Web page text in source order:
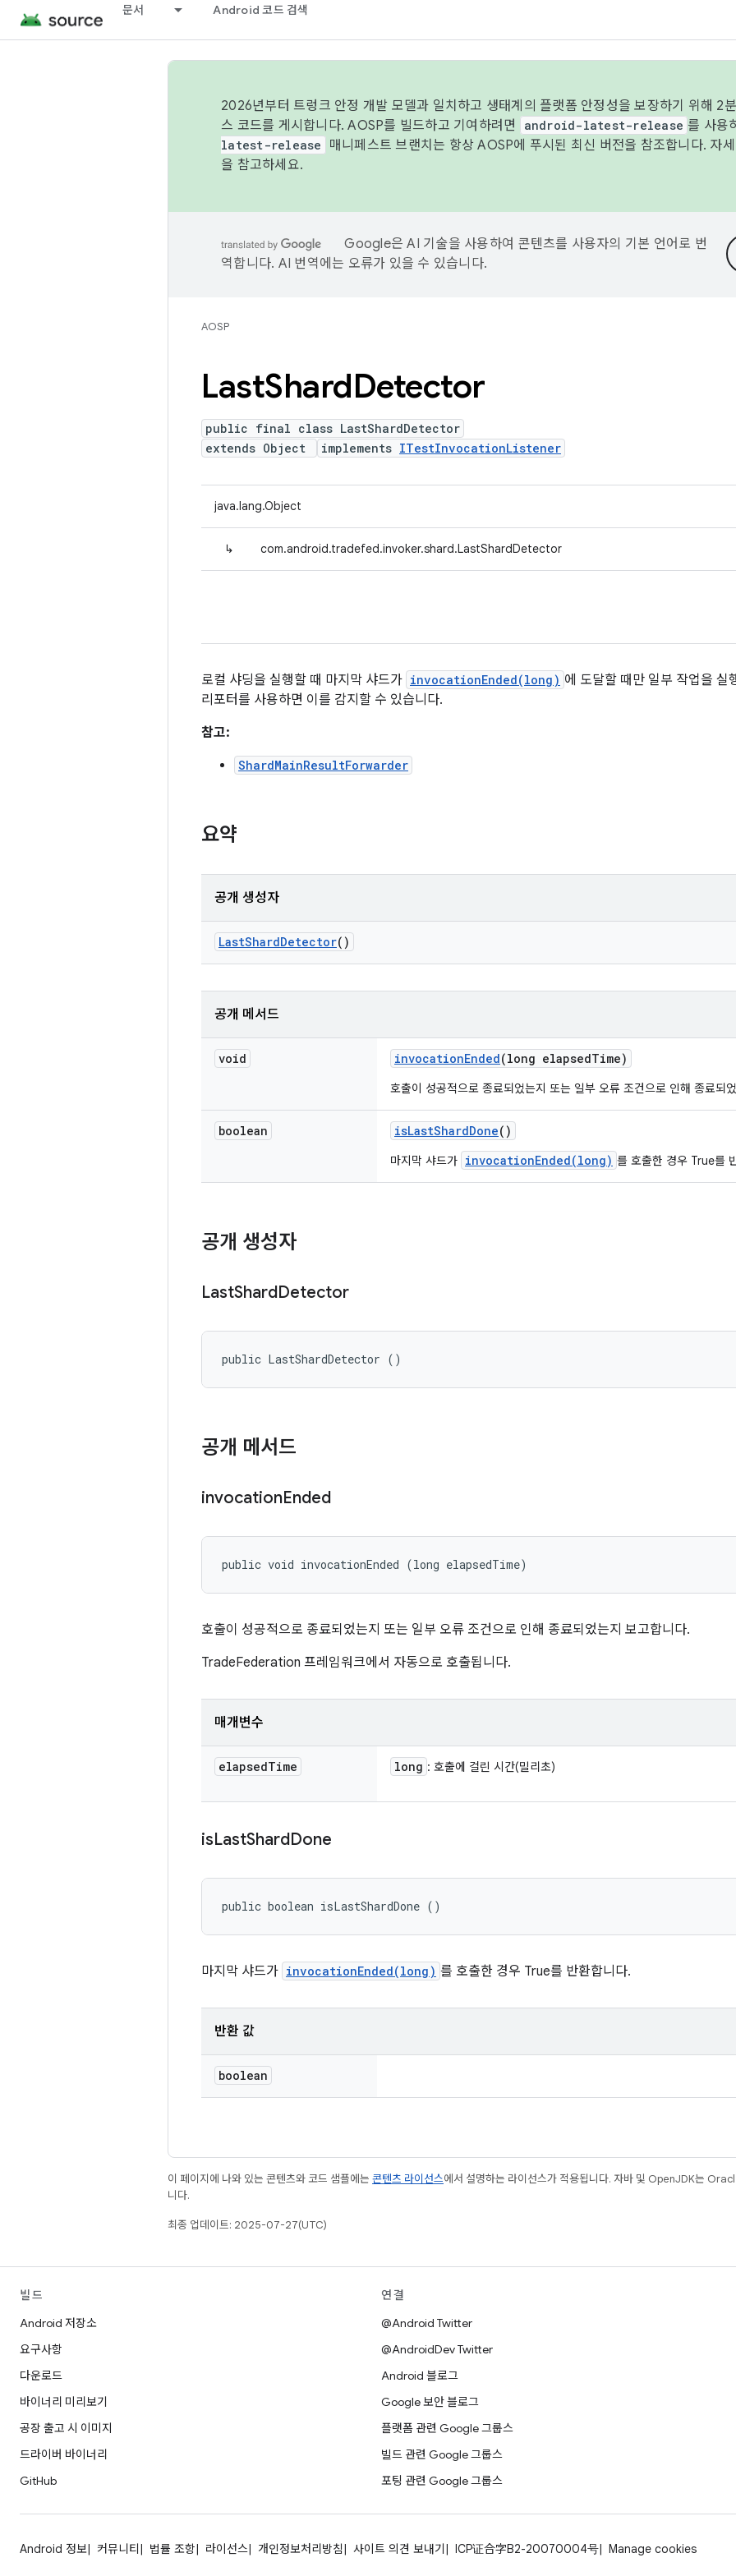
문서 Android 코드 검색
2026년부터 트렁크 안정 개발 모델과 일치하고 생태계의 플랫폼 안정성을 보장하기 위해 2
스 코드를 게시합니다. AOSP를 빌드하고 기여하려면
android-latest-release 를 사용
latest-release
매니페스트 브랜치는 항상 AOSP에 푸시된 최신 버전을 참조합니다. 자
을 참고하세요.
Google은 AI 기술을 사용하여 콘텐츠를 사용자의 기본 언어로 번
역합니다. AI 번역에는 오류가 있을 수 있습니다.
AOSP
LastShardDetector
public final class LastShardDetector
extends Object
implements ITestInvocationListener
java.lang.Object
↳ com.android.tradefed.invoker.shard.LastShardDetector
로컬 샤딩을 실행할 때 마지막 샤드가 invocationEnded(long) 에 도달할 때만 일부 작업을 실
리포터를 사용하면 이를 감지할 수 있습니다.
참고:
ShardMainResultForwarder
요약
공개 생성자
LastShardDetector()
공개 메서드
void invocationEnded(long elapsedTime)
호출이 성공적으로 종료되었는지 또는 일부 오류 조건으로 인해 종료되
boolean isLastShardDone()
마지막 샤드가 invocationEnded(long) 를 호출한 경우 True를
공개 생성자
LastShardDetector
public LastShardDetector ()
공개 메서드
invocationEnded
public void invocationEnded (long elapsedTime)
호출이 성공적으로 종료되었는지 또는 일부 오류 조건으로 인해 종료되었는지 보고합니다.
TradeFederation 프레임워크에서 자동으로 호출됩니다.
매개변수
elapsedTime long : 호출에 걸린 시간(밀리초)
isLastShardDone
public boolean isLastShardDone ()
마지막 샤드가 invocationEnded(long) 를 호출한 경우 True를 반환합니다.
반환 값
boolean
이 페이지에 나와 있는 콘텐츠와 코드 샘플에는 콘텐츠 라이선스에서 설명하는 라이선스가 적용됩니다. 자바 및 OpenJDK는
니다.
최종 업데이트: 2025-07-27(UTC)
빌드
Android 저장소
요구사항
다운로드
바이너리 미리보기
공장 출고 시 이미지
드라이버 바이너리
GitHub
연결
@Android Twitter
@AndroidDev Twitter
Android 블로그
Google 보안 블로그
플랫폼 관련 Google 그룹스
빌드 관련 Google 그룹스
포팅 관련 Google 그룹스
Android 정보 커뮤니티 법률 조항 라이선스 개인정보처리방침 사이트 의견 보내기 ICP证合字B2-20070004号 Manage cookies